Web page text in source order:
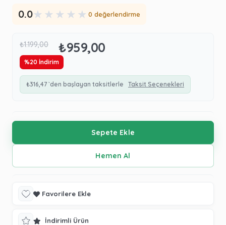
0.0★ ★ ★ ★ ★ 0 değerlendirme
₺1.199,00 ₺959,00
%20 İndirim
₺316,47 `den başlayan taksitlerle Taksit Seçenekleri
Favorilere Ekle
İndirimli Ürün